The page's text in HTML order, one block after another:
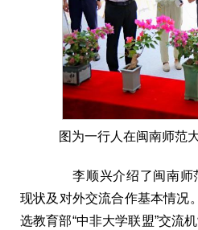
图为一行人在闽南师范
李顺兴介绍了闽南师
现状及对外交流合作基本情况
选教育部“中非大学联盟”交流